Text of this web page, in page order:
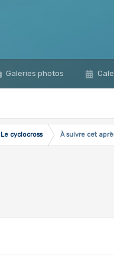
Galeries photos
Le cyclocross À suivre cet